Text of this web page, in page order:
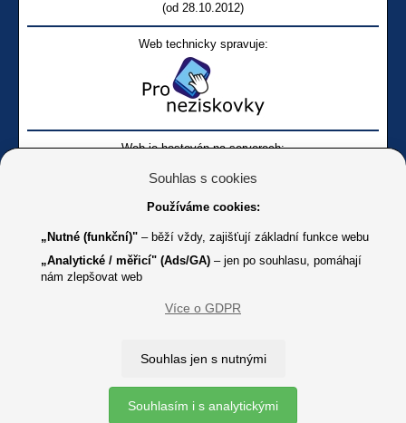
(od 28.10.2012)
Web technicky spravuje:
Web je hostován na serverech:
Online
Youtube SONS
K jakémukoliv užití textů a obrázků uvedených na tomto serveru je
Copyright © 2012 - 2026 SONS ČR, z. s.
Ochrana osobních údajů (GDPR)
Souhlas s cookies
Používáme cookies:
„Nutné (funkční)" – běží vždy, zajišťují základní funkce webu
„Analytické / měřicí" (Ads/GA) – jen po souhlasu, pomáhají
nám zlepšovat web
Více o GDPR
Souhlas jen s nutnými
Souhlasím i s analytickými